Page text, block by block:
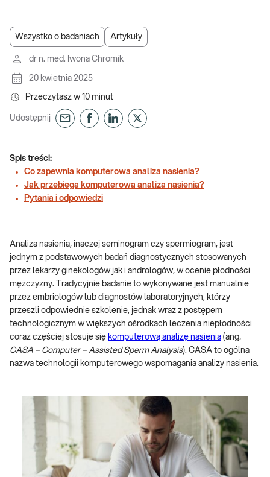
Wszystko o badaniach Artykuły
dr n. med. Iwona Chromik
20 kwietnia 2025
Przeczytasz w 10 minut
Udostępnij
Spis treści:
Co zapewnia komputerowa analiza nasienia?
Jak przebiega komputerowa analiza nasienia?
Pytania i odpowiedzi
Analiza nasienia, inaczej seminogram czy spermiogram, jest
jednym z podstawowych badań diagnostycznych stosowanych
przez lekarzy ginekologów jak i andrologów, w ocenie płodności
mężczyzny. Tradycyjnie badanie to wykonywane jest manualnie
przez embriologów lub diagnostów laboratoryjnych, którzy
przeszli odpowiednie szkolenie, jednak wraz z postępem
technologicznym w większych ośrodkach leczenia niepłodności
coraz częściej stosuje się komputerową analizę nasienia (ang.
CASA – Computer – Assisted Sperm Analysis). CASA to ogólna
nazwa technologii komputerowego wspomagania analizy nasienia.